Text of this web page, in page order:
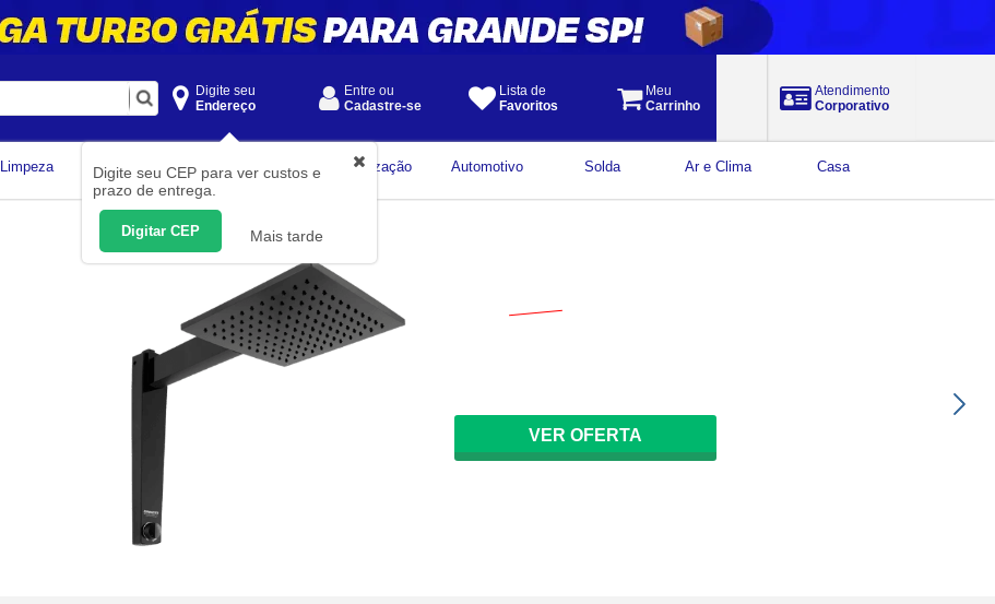
Digite seu
Endereço
Digite seu CEP para ver custos e
prazo de entrega.
Digitar CEP Mais tarde
Entre ou
Cadastre-se
Lista de
Favoritos
Meu
Carrinho
Atendimento
Corporativo
Limpeza Construção Civil
Medição
Organização Automotivo Solda Ar e Clima Casa
823,41por
VER OFERTA